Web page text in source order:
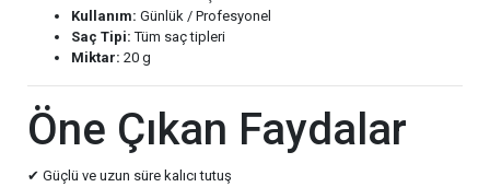
Kullanım: Günlük / Profesyonel
Saç Tipi: Tüm saç tipleri
Miktar: 20 g
Öne Çıkan Faydalar
✔ Güçlü ve uzun süre kalıcı tutuş